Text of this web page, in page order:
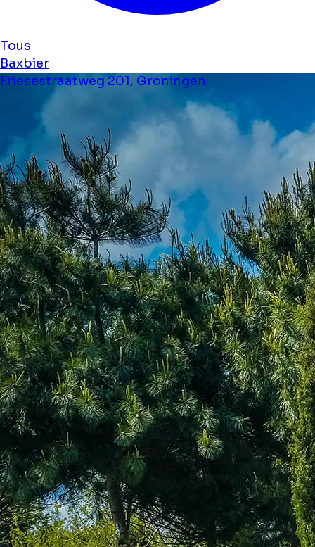
Tous
Baxbier
Friesestraatweg 201, Groningen